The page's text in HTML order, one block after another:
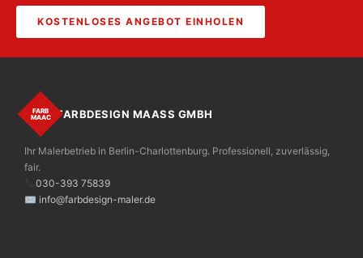
KOSTENLOSES ANGEBOT EINHOLEN
FARB
MAAС
FARBDESIGN MAASS GMBH
Ihr Malerbetrieb in Berlin-Charlottenburg. Professionell, zuverlässig,
fair.
030-393 75839
✉ info@farbdesign-maler.de